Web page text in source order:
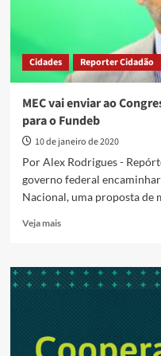
Cidades Reporter Cidadão
MEC vai enviar ao
para o Fundeb
10 de janeiro de 2020
Por Alex Rodrigues -
governo federal
Nacional, uma proposta de
Veja maisRead
MEC
vai
proposta